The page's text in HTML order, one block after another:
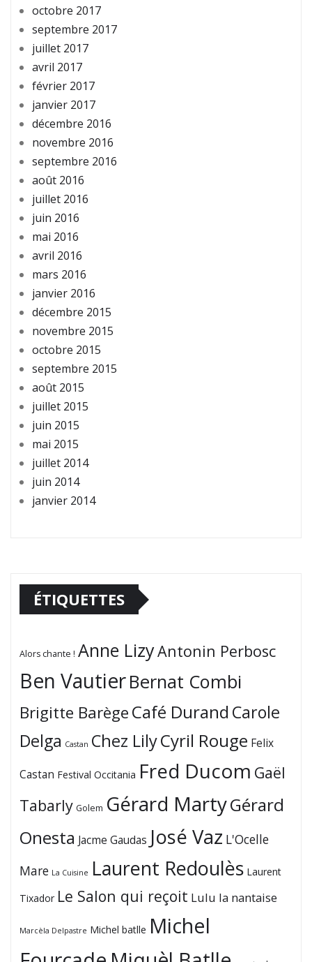
octobre 2017
septembre 2017
juillet 2017
avril 2017
février 2017
janvier 2017
décembre 2016
novembre 2016
septembre 2016
août 2016
juillet 2016
juin 2016
mai 2016
avril 2016
mars 2016
janvier 2016
décembre 2015
novembre 2015
octobre 2015
septembre 2015
août 2015
juillet 2015
juin 2015
mai 2015
juillet 2014
juin 2014
janvier 2014
ÉTIQUETTES
Alors chante ! Anne LizyAntonin Perbosc
Ben VautierBernat Combi
Brigitte BarègeCafé Durand Carole
Delga Castan Chez LilyCyril Rouge Felix
Castan Festival Occitania Fred Ducom Gaël
Tabarly Golem Gérard MartyGérard
Onesta Jacme Gaudas José Vaz L'Ocelle
Mare La Cuisine Laurent Redoulès Laurent
Tixador Le Salon qui reçoit Lulu la nantaise
Marcèla Delpastre Michel batlle Michel